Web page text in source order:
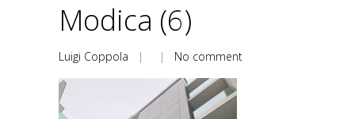
Modica (6)
Luigi Coppola | | No comment